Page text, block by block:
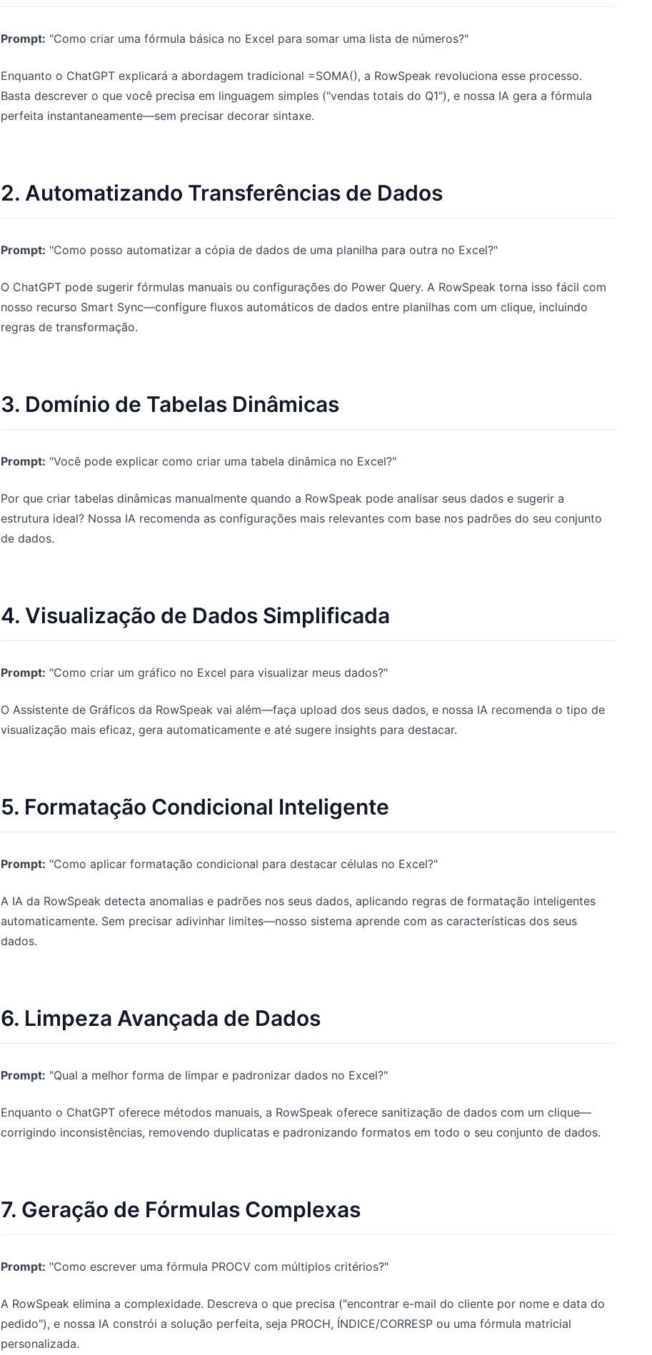
Prompt: "Como criar uma fórmula básica no Excel para somar uma lista de números?"
Enquanto o ChatGPT explicará a abordagem tradicional =SOMA(), a RowSpeak revoluciona esse processo.
Basta descrever o que você precisa em linguagem simples ("vendas totais do Q1"), e nossa IA gera a fórmula
perfeita instantaneamente—sem precisar decorar sintaxe.
2. Automatizando Transferências de Dados
Prompt: "Como posso automatizar a cópia de dados de uma planilha para outra no Excel?"
O ChatGPT pode sugerir fórmulas manuais ou configurações do Power Query. A RowSpeak torna isso fácil com
nosso recurso Smart Sync—configure fluxos automáticos de dados entre planilhas com um clique, incluindo
regras de transformação.
3. Domínio de Tabelas Dinâmicas
Prompt: "Você pode explicar como criar uma tabela dinâmica no Excel?"
Por que criar tabelas dinâmicas manualmente quando a RowSpeak pode analisar seus dados e sugerir a
estrutura ideal? Nossa IA recomenda as configurações mais relevantes com base nos padrões do seu conjunto
de dados.
4. Visualização de Dados Simplificada
Prompt: "Como criar um gráfico no Excel para visualizar meus dados?"
O Assistente de Gráficos da RowSpeak vai além—faça upload dos seus dados, e nossa IA recomenda o tipo de
visualização mais eficaz, gera automaticamente e até sugere insights para destacar.
5. Formatação Condicional Inteligente
Prompt: "Como aplicar formatação condicional para destacar células no Excel?"
A IA da RowSpeak detecta anomalias e padrões nos seus dados, aplicando regras de formatação inteligentes
automaticamente. Sem precisar adivinhar limites—nosso sistema aprende com as características dos seus
dados.
6. Limpeza Avançada de Dados
Prompt: "Qual a melhor forma de limpar e padronizar dados no Excel?"
Enquanto o ChatGPT oferece métodos manuais, a RowSpeak oferece sanitização de dados com um clique—
corrigindo inconsistências, removendo duplicatas e padronizando formatos em todo o seu conjunto de dados.
7. Geração de Fórmulas Complexas
Prompt: "Como escrever uma fórmula PROCV com múltiplos critérios?"
A RowSpeak elimina a complexidade. Descreva o que precisa ("encontrar e-mail do cliente por nome e data do
pedido"), e nossa IA constrói a solução perfeita, seja PROCH, ÍNDICE/CORRESP ou uma fórmula matricial
personalizada.